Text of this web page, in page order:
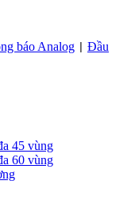
báo Analog
Đầu
45 vùng
60 vùng